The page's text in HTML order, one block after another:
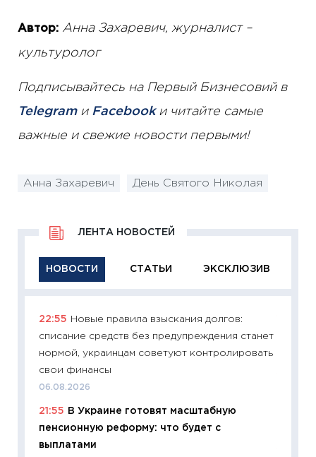
Автор: Анна Захаревич, журналист –
культуролог
Подписывайтесь на Первый Бизнесовий в
Telegramи Facebookи читайте самые
важные и свежие новости первыми!
Анна Захаревич День Святого Николая
НОВОСТИ СТАТЬИ ЭКСКЛЮЗИВ
ЛЕНТА НОВОСТЕЙ
22:55
Новые правила взыскания долгов:
списание средств без предупреждения станет
нормой, украинцам советуют контролировать
свои финансы
06.08.2026
21:55
В Украине готовят масштабную
пенсионную реформу: что будет с
выплатами